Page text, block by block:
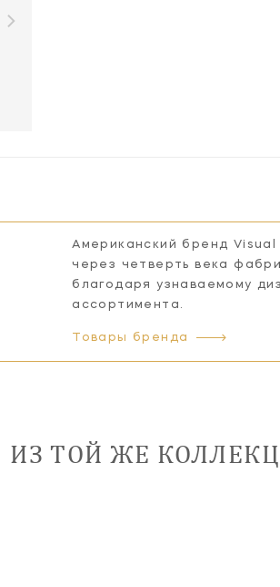
Американский бренд
через четверть века
благодаря узнаваемому
ассортимента.
Товары бренда
ИЗ ТОЙ ЖЕ